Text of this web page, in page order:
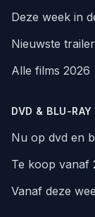
Deze week in
Nieuwste
Alle films 2026
DVD & BLU-RAY
Nu op dvd en
Te koop vanaf
Vanaf deze